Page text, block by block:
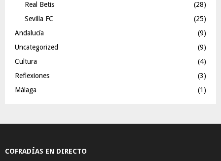
Real Betis
(28)
Sevilla FC
(25)
Andalucía
(9)
Uncategorized
(9)
Cultura
(4)
Reflexiones
(3)
Málaga
(1)
COFRADÍAS EN DIRECTO